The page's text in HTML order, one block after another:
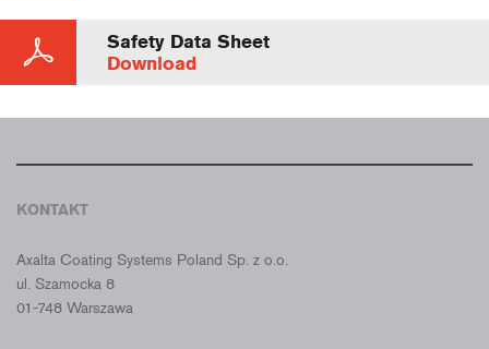
Safety Data Sheet
Download
KONTAKT
Axalta Coating Systems Poland Sp. z o.o.
ul. Szamocka 8
01-748 Warszawa